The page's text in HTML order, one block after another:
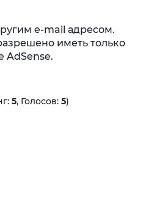
e-mail адресом.
иметь только
AdSense.
5, Голосов: 5)